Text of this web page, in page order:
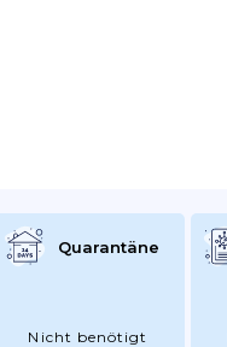
Quarantäne
Nicht benötigt